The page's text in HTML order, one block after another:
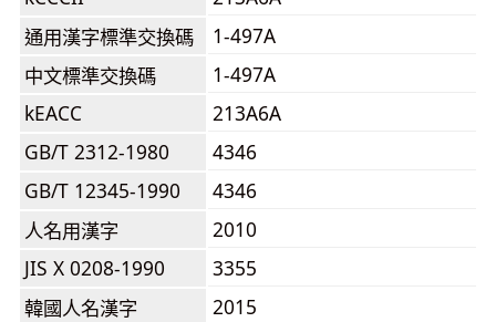
通用漢字標準交換碼
1-497A
中文標準交換碼
1-497A
kEACC
213A6A
GB/T 2312-1980
4346
GB/T 12345-1990
4346
人名用漢字
2010
JIS X 0208-1990
3355
韓國人名漢字
2015